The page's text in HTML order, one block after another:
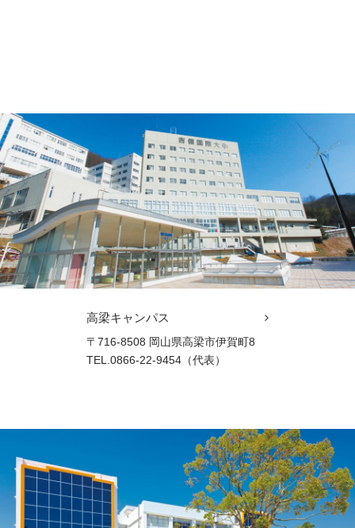
高梁キャンパス
〒716-8508 岡山県高梁市伊賀町8
TEL.0866-22-9454（代表）